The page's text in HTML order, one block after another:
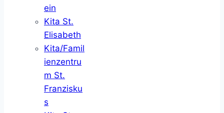
ein
Kita St.
Elisabeth
Kita/Famil
ienzentru
m St.
Franzisku
s